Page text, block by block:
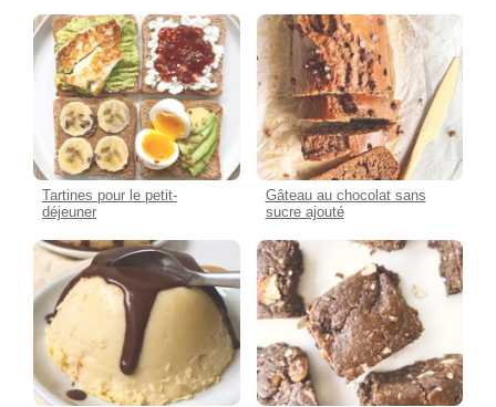
Tartines pour le petit-
déjeuner
Gâteau au chocolat sans
sucre ajouté